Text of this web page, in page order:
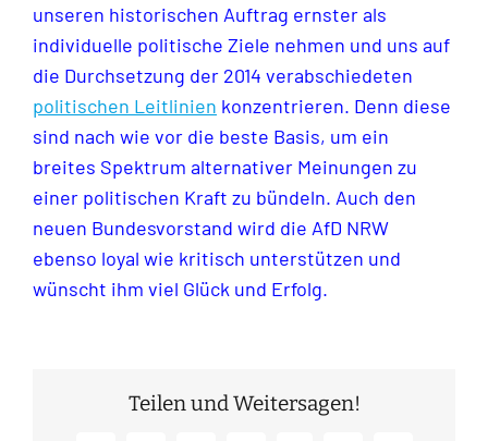
unseren historischen Auftrag ernster als
individuelle politische Ziele nehmen und uns auf
die Durchsetzung der 2014 verabschiedeten
politischen Leitlinien konzentrieren. Denn diese
sind nach wie vor die beste Basis, um ein
breites Spektrum alternativer Meinungen zu
einer politischen Kraft zu bündeln. Auch den
neuen Bundesvorstand wird die AfD NRW
ebenso loyal wie kritisch unterstützen und
wünscht ihm viel Glück und Erfolg.
Teilen und Weitersagen!